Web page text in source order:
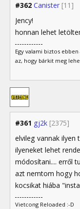
#362 Canister [11]
Jency!
honnan lehet
Egy valami biztos
az, hogy bárkit meg
#361 gj2k [2375]
elvileg vannak ilyen
ilyeneket lehet
módosítani.... erről
azt nemtom hogy
kocsikat hiába
Vietcong Reloaded :-D